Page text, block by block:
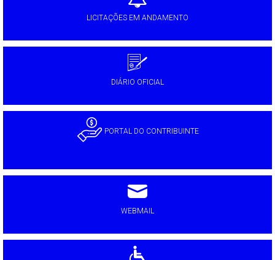
LICITAÇÕES EM ANDAMENTO
DIÁRIO OFICIAL
PORTAL DO CONTRIBUINTE
WEBMAIL